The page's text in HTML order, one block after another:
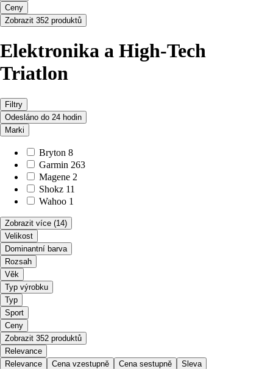
Ceny
Zobrazit 352 produktů
Elektronika a High-Tech
Triatlon
Filtry
Odesláno do 24 hodin
Marki
Bryton 8
Garmin 263
Magene 2
Shokz 11
Wahoo 1
Zobrazit více (14)
Velikost
Dominantní barva
Rozsah
Věk
Typ výrobku
Typ
Sport
Ceny
Zobrazit 352 produktů
Relevance
Relevance
Cena vzestupně Cena sestupně Sleva